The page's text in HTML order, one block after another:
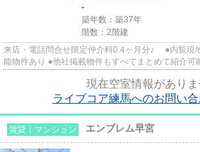
-
築年数：築37年
階数：2階建
来店・電話問合せ限定仲介料0.4ヶ月分♪ ●内覧現
能物件あり ●他社掲載物件もすべてまとめて紹介可
現在空室情報がありま
ライブコア練馬へのお問い
賃貸｜マンション エンブレム早宮